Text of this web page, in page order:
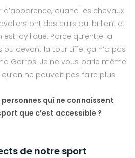
d’apparence, quand les chevaux
ont des cuirs qui brillent et
idyllique. Parce qu’entre la
devant la tour Eiffel ça n’a pas
Garros. Je ne vous parle même
ne pouvait pas faire plus
qui ne connaissent
que c’est accessible ?
de notre sport